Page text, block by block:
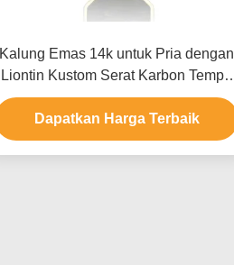
Kalung Emas 14k untuk Pria dengan
Liontin Kustom Serat Karbon Tempa
Pria yang Baru Diluncurkan
Perhiasan Baja Tahan Karat
Dapatkan Harga Terbaik